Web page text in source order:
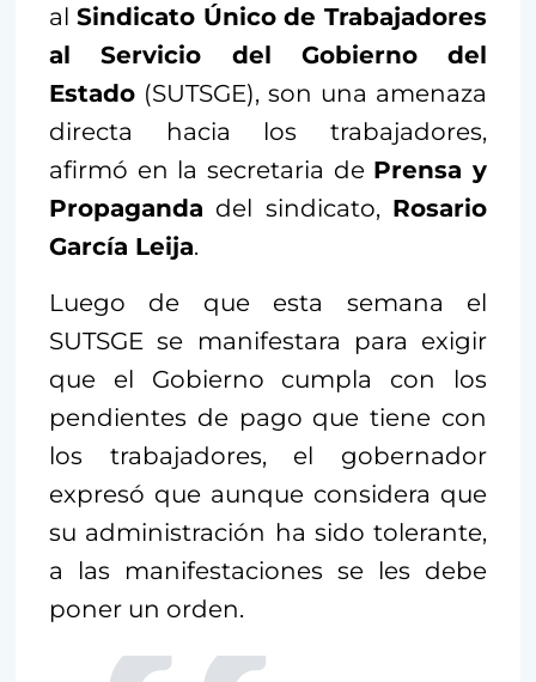
al Sindicato Único de Trabajadores
al Servicio del Gobierno del
Estado (SUTSGE), son una amenaza
directa hacia los trabajadores,
afirmó en la secretaria de Prensa y
Propaganda del sindicato, Rosario
García Leija.
Luego de que esta semana el
SUTSGE se manifestara para exigir
que el Gobierno cumpla con los
pendientes de pago que tiene con
los trabajadores, el gobernador
expresó que aunque considera que
su administración ha sido tolerante,
a las manifestaciones se les debe
poner un orden.